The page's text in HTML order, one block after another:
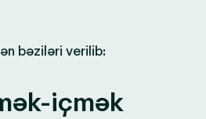
bəziləri verilib:
içmək